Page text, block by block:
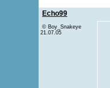
Echo99
© Boy_Snakeye
21.07.05